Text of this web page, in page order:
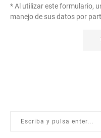
* Al utilizar este formulario,
manejo de sus datos por